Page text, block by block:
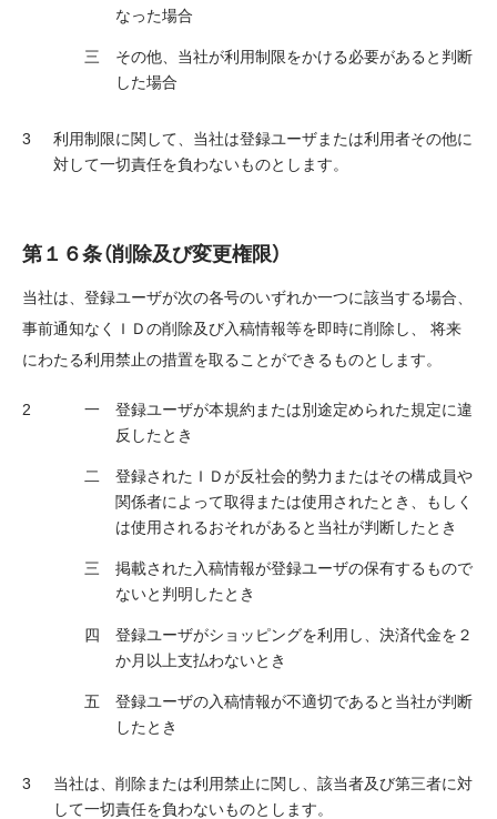
なった場合
その他、当社が利用制限をかける必要があると判断
した場合
利用制限に関して、当社は登録ユーザまたは利用者その他に
対して一切責任を負わないものとします。
第１６条（削除及び変更権限）
当社は、登録ユーザが次の各号のいずれか一つに該当する場合、
事前通知なくＩＤの削除及び入稿情報等を即時に削除し、 将来
にわたる利用禁止の措置を取ることができるものとします。
登録ユーザが本規約または別途定められた規定に違
反したとき
登録されたＩＤが反社会的勢力またはその構成員や
関係者によって取得または使用されたとき、もしく
は使用されるおそれがあると当社が判断したとき
掲載された入稿情報が登録ユーザの保有するもので
ないと判明したとき
登録ユーザがショッピングを利用し、決済代金を２
か月以上支払わないとき
登録ユーザの入稿情報が不適切であると当社が判断
したとき
当社は、削除または利用禁止に関し、該当者及び第三者に対
して一切責任を負わないものとします。